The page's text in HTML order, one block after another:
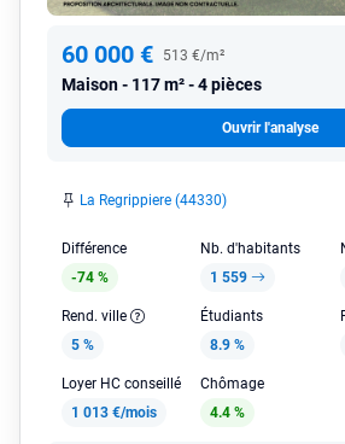
60 000 € 513 €/m²
Maison 117 m² - 4 pièces
Ouvrir l'analyse
La Regrippiere (44330)
Différence
-74 %
Nb. d'habitants
1 559
Rend. ville
5 %
Étudiants
8.9 %
Loyer HC conseillé
1 013 €/mois
Chômage
4.4 %